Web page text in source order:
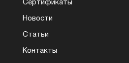
Сертификаты
Новости
Статьи
Контакты